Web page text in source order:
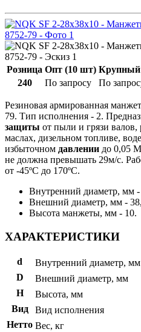
Розница Опт (10 шт) Крупный
240
По запросу По
Резиновая армированная
79. Тип исполнения - 2.
защиты от пыли и грязи
маслах, дизельном топливе,
избыточном давлении до 0,05
не должна превышать 29м/с.
от -45ºС до 170ºС.
Внутренний диаметр, мм -
Внешний диаметр, мм - 38,
Высота манжеты, мм - 10.
ХАРАКТЕРИСТИКИ
d Внутренний диаметр, мм
D
Внешний диаметр, мм
H
Высота, мм
Вид
Вид исполнения
Нетто Вес, кг